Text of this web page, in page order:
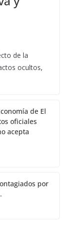
de la
ocultos,
de El
oficiales
acepta
por